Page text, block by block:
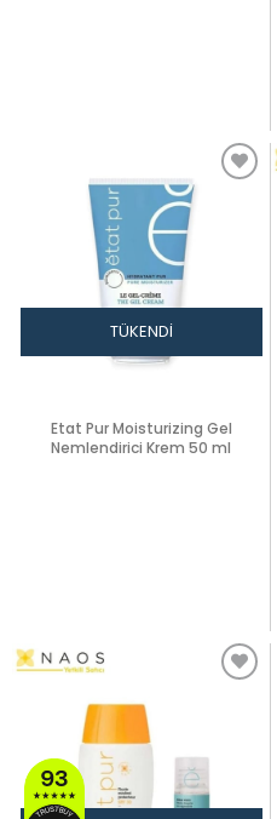
TÜKENDI
Etat Pur Moisturizing Gel
Nemlendirici Krem 50 ml